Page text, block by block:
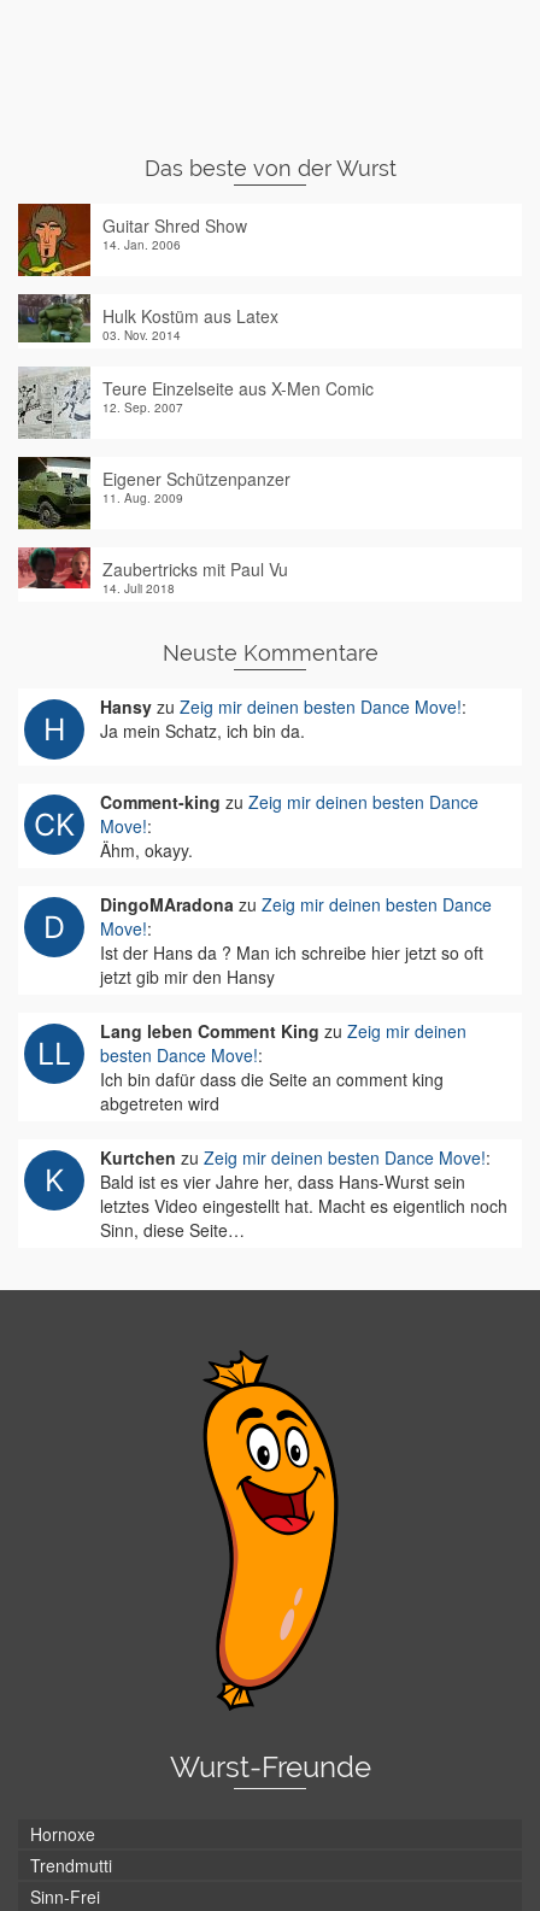
Das beste von der Wurst
Guitar Shred Show
14. Jan. 2006
Hulk Kostüm aus Latex
03. Nov. 2014
Teure Einzelseite aus X-Men Comic
12. Sep. 2007
Eigener Schützenpanzer
11. Aug. 2009
Zaubertricks mit Paul Vu
14. Juli 2018
Neuste Kommentare
Hansy zu Zeig mir deinen besten Dance Move!:
Ja mein Schatz, ich bin da.
Comment-king zu Zeig mir deinen besten Dance
Move!:
Ähm, okayy.
DingoMAradona zu Zeig mir deinen besten Dance
Move!:
Ist der Hans da ? Man ich schreibe hier jetzt so oft
jetzt gib mir den Hansy
Lang leben Comment King zu Zeig mir deinen
besten Dance Move!:
Ich bin dafür dass die Seite an comment king
abgetreten wird
Kurtchen zu Zeig mir deinen besten Dance Move!:
Bald ist es vier Jahre her, dass Hans-Wurst sein
letztes Video eingestellt hat. Macht es eigentlich noch
Sinn, diese Seite…
Wurst-Freunde
Hornoxe
Trendmutti
Sinn-Frei